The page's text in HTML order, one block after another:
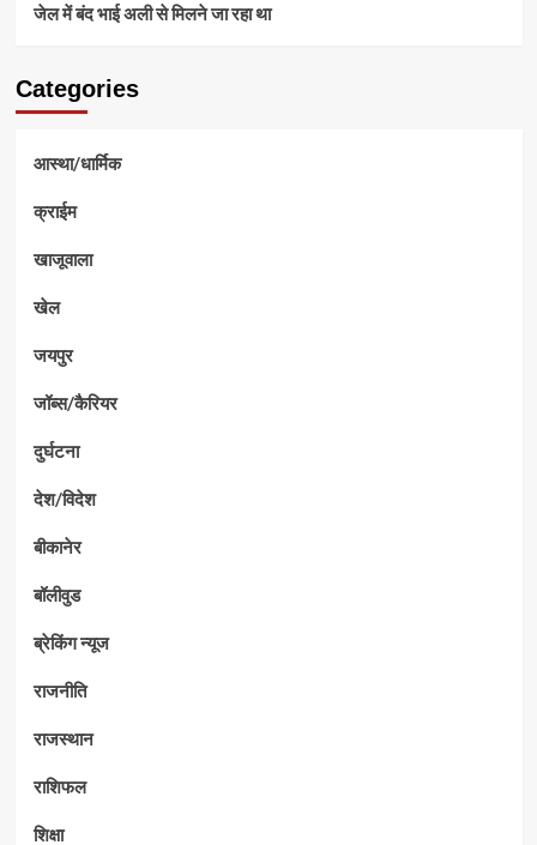
जेल में बंद भाई अली से मिलने जा रहा था
Categories
आस्था/धार्मिक
क्राईम
खाजूवाला
खेल
जयपुर
जॉब्स/कैरियर
दुर्घटना
देश/विदेश
बीकानेर
बॉलीवुड
ब्रेकिंग न्यूज
राजनीति
राजस्थान
राशिफल
शिक्षा